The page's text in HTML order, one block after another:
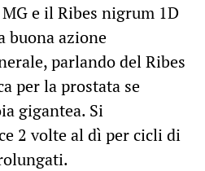
e il Ribes nigrum 1D
buona azione
parlando del Ribes
per la prostata se
gigantea. Si
2 volte al dì per cicli di